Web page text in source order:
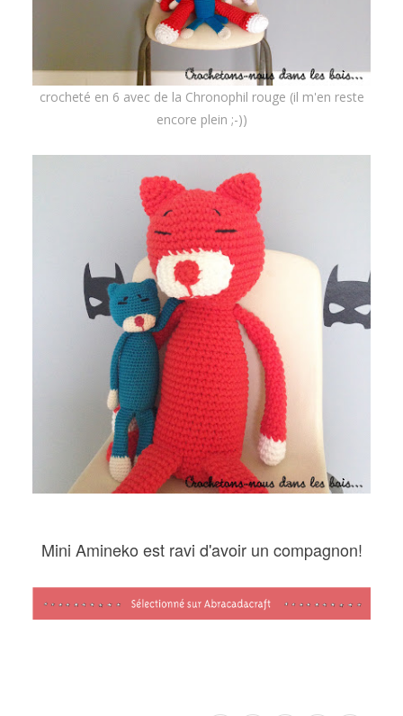
crocheté en 6 avec de la Chronophil rouge (il m'en reste
encore plein ;-))
Mini Amineko est ravi d'avoir un compagnon!